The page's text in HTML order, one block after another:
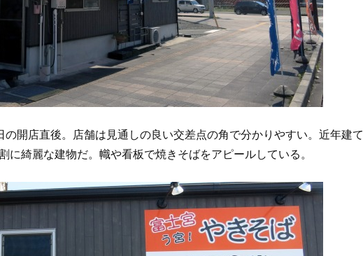
開店直後。店舗は見通しの良い交差点の角で分かりやすい。近年建て
に綺麗な建物だ。幟や看板で焼きそばをアピールしている。